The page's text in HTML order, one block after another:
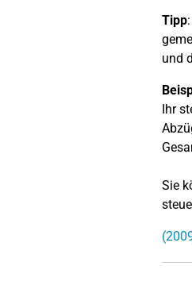
Tipp
und
Ihr
Sie